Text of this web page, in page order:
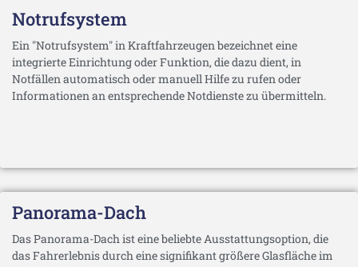
Notrufsystem
Ein "Notrufsystem" in Kraftfahrzeugen bezeichnet eine
integrierte Einrichtung oder Funktion, die dazu dient, in
Notfällen automatisch oder manuell Hilfe zu rufen oder
Informationen an entsprechende Notdienste zu übermitteln.
Panorama-Dach
Das Panorama-Dach ist eine beliebte Ausstattungsoption, die
das Fahrerlebnis durch eine signifikant größere Glasfläche im